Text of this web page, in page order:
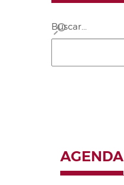
Buscar...
AGENDA